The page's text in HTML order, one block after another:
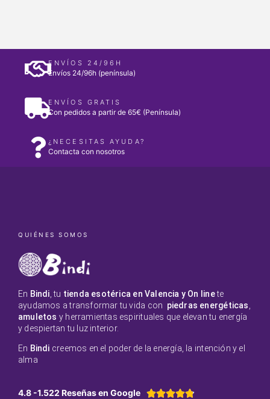
ENVÍOS 24/96H
Envíos 24/96h (península)
ENVÍOS GRATIS
Con pedidos a partir de 65€ (Península)
¿NECESITAS AYUDA?
Contacta con nosotros
QUIÉNES SOMOS
En Bindi , tu tienda esotérica en Valencia y On linete
ayudamos a transformar tu vida con piedras energéticas
amuletos y herramientas espirituales que elevan tu energía
y despiertan tu luz interior.
En Bindi creemos en el poder de la energía, la intención y el
alma
4.8 -1.522 Reseñas en Google 